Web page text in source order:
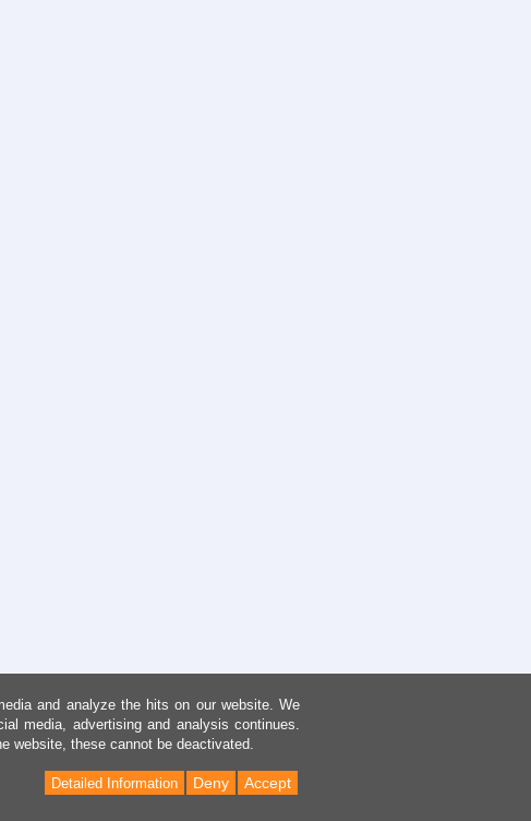
and analyze the hits on our website. We
media, advertising and analysis continues.
website, these cannot be deactivated.
Accept
Deny
Detailed Information